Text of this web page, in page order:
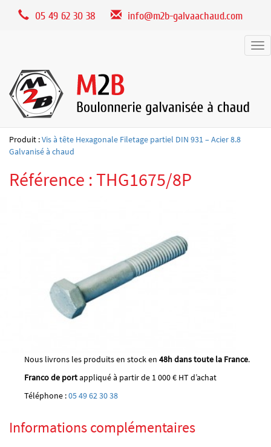
05 49 62 30 38 info@m2b-galvaachaud.com
Produit :Vis à tête Hexagonale Filetage partiel DIN 931 – Acier 8.8
Galvanisé à chaud
Référence : THG1675/8P
Nous livrons les produits en stock en 48h dans toute la France.
Franco de portappliqué à partir de 1 000 € HT d’achat
Téléphone :05 49 62 30 38
Informations complémentaires